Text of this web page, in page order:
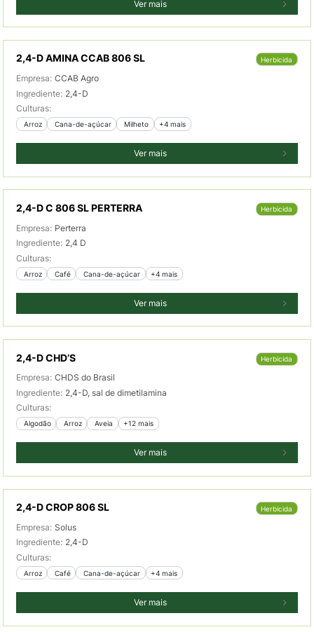
Ver mais
2,4-D AMINA CCAB 806 SL Herbicida
Empresa: CCAB Agro
Ingrediente: 2,4-D
Culturas:
Arroz Cana-de-açúcar Milheto +4 mais
Ver mais
2,4-D C 806 SL PERTERRA Herbicida
Empresa: Perterra
Ingrediente: 2,4 D
Culturas:
Arroz Café Cana-de-açúcar +4 mais
Ver mais
2,4-D CHD’S Herbicida
Empresa: CHDS do Brasil
Ingrediente: 2,4-D, sal de dimetilamina
Culturas:
Algodão Arroz Aveia +12 mais
Ver mais
2,4-D CROP 806 SL Herbicida
Empresa: Solus
Ingrediente: 2,4-D
Culturas:
Arroz Café Cana-de-açúcar +4 mais
Ver mais